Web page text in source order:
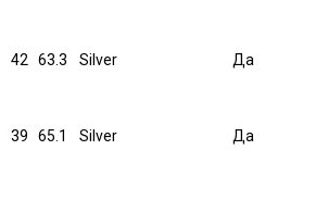
42 63.3 Silver Да
39 65.1 Silver Да